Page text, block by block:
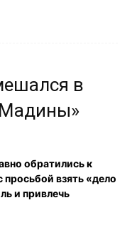
в
Мадины»
обратились к
взять «дело
и привлечь